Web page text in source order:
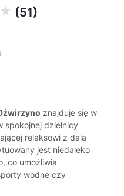
(51)
znajduje się w
spokojnej dzielnicy
relaksowi z dala
jest niedaleko
co umożliwia
wodne czy